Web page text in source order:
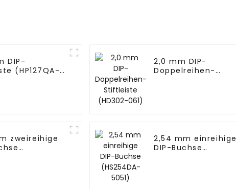
DIP-
(HP127QA-
2,0 mm DIP-
Doppelreihen-
zweireihige
2,54 mm einreihige
DIP-Buchse